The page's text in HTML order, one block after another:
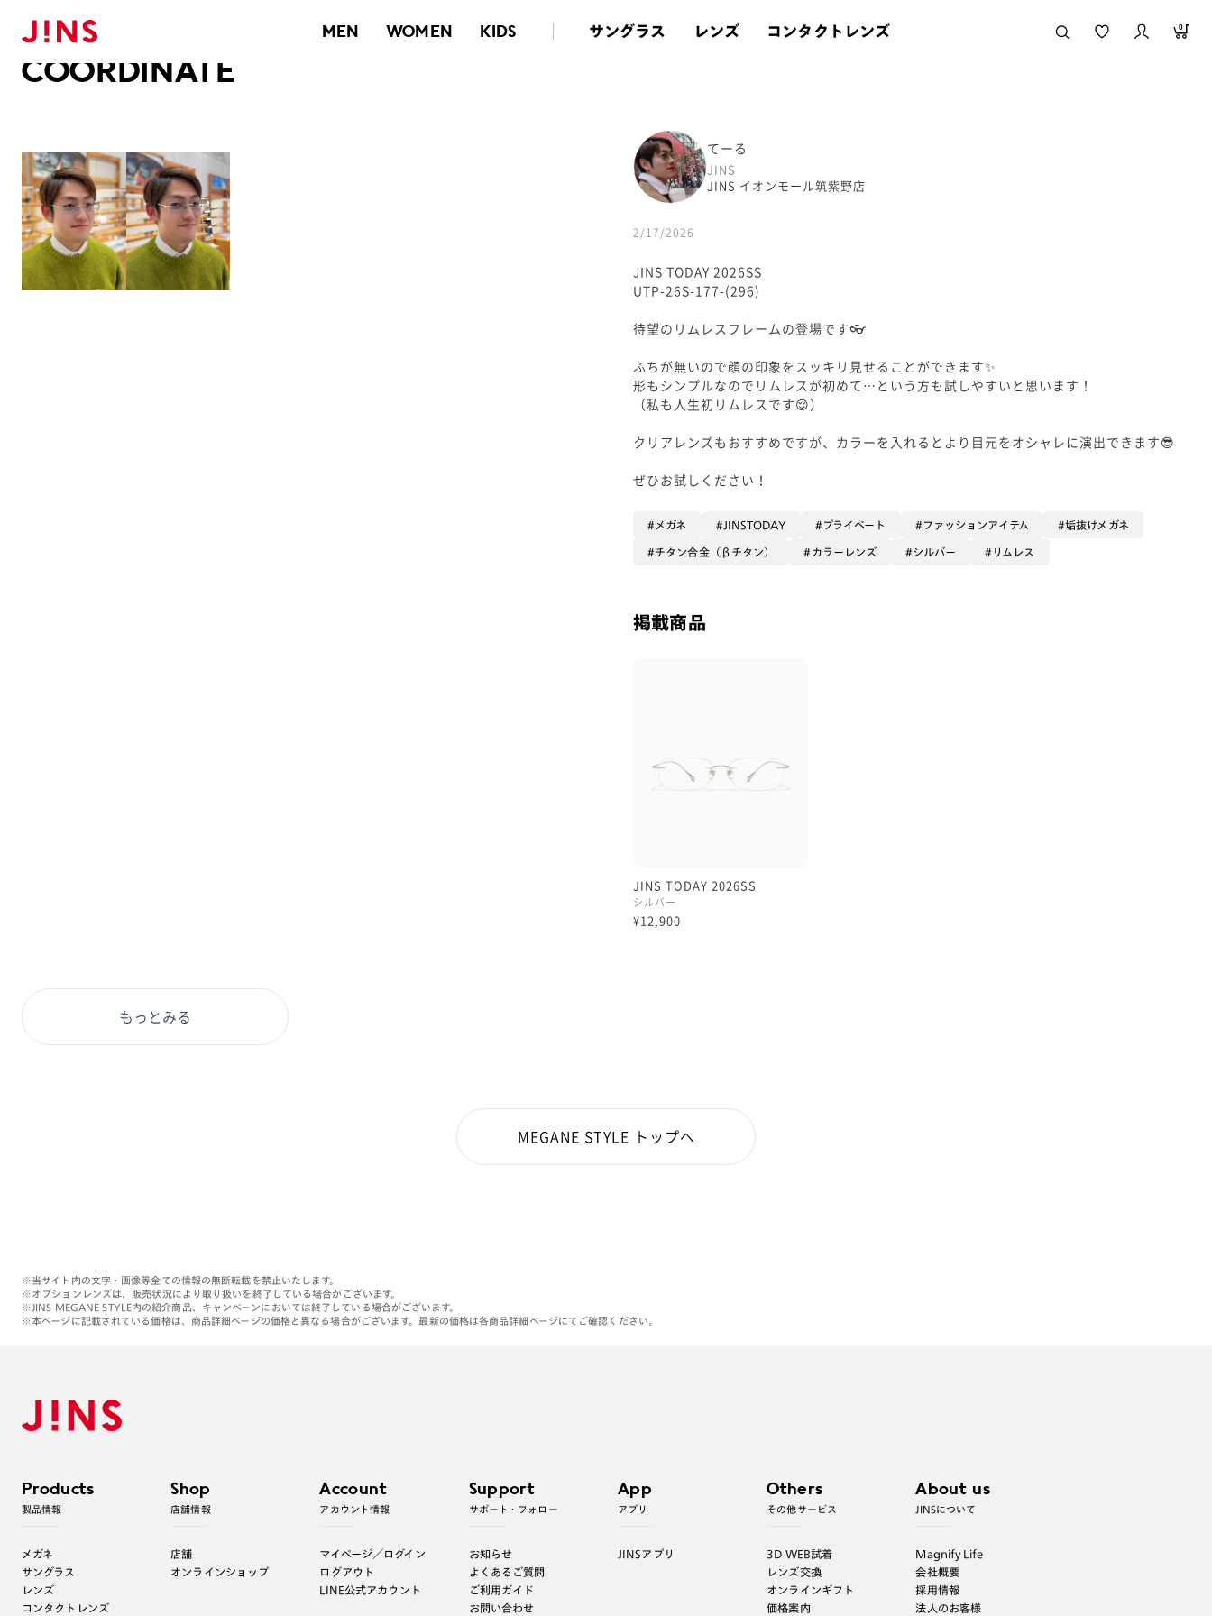
MEN WOMEN KIDS サングラス レンズ コンタクトレンズ 0
メガネのJINS TOP
COORDINATE
てーる
JINS
JINS イオンモール筑紫野店
2/17/2026
JINS TODAY 2026SS
UTP-26S-177-(296)
待望のリムレスフレームの登場です👓
ふちが無いので顔の印象をスッキリ見せることができます✨
形もシンプルなのでリムレスが初めて…という方も試しやすいと思います！
（私も人生初リムレスです😌）
クリアレンズもおすすめですが、カラーを入れるとより目元をオシャレに演出できます😎
ぜひお試しください！
メガネ JINSTODAY プライベート ファッションアイテム 垢抜けメガネ
チタン合金（βチタン） カラーレンズ シルバー リムレス
掲載商品
JINS TODAY 2026SS
シルバー
¥12,900
もっとみる
MEGANE STYLE トップへ
※当サイト内の文字・画像等全ての情報の無断転載を禁止いたします。
※オプションレンズは、販売状況により取り扱いを終了している場合がございます。
※JINS MEGANE STYLE内の紹介商品、キャンペーンにおいては終了している場合がございます。
※本ページに記載されている価格は、商品詳細ページの価格と異なる場合がございます。最新の価格は各商品詳細ページにてご確認ください。
Products
製品情報
メガネ
サングラス
レンズ
コンタクトレンズ
Shop
店舗情報
店舗
オンラインショップ
Account
アカウント情報
マイページ／ログイン
ログアウト
LINE公式アカウント
Support
サポート・フォロー
お知らせ
よくあるご質問
ご利用ガイド
お問い合わせ
App
アプリ
JINSアプリ
Others
その他サービス
3D WEB試着
レンズ交換
オンラインギフト
価格案内
About us
JINSについて
Magnify Life
会社概要
採用情報
法人のお客様